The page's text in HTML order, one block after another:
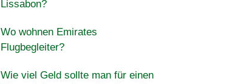
Lissabon?
Wo wohnen Emirates
Flugbegleiter?
Wie viel Geld sollte man für einen